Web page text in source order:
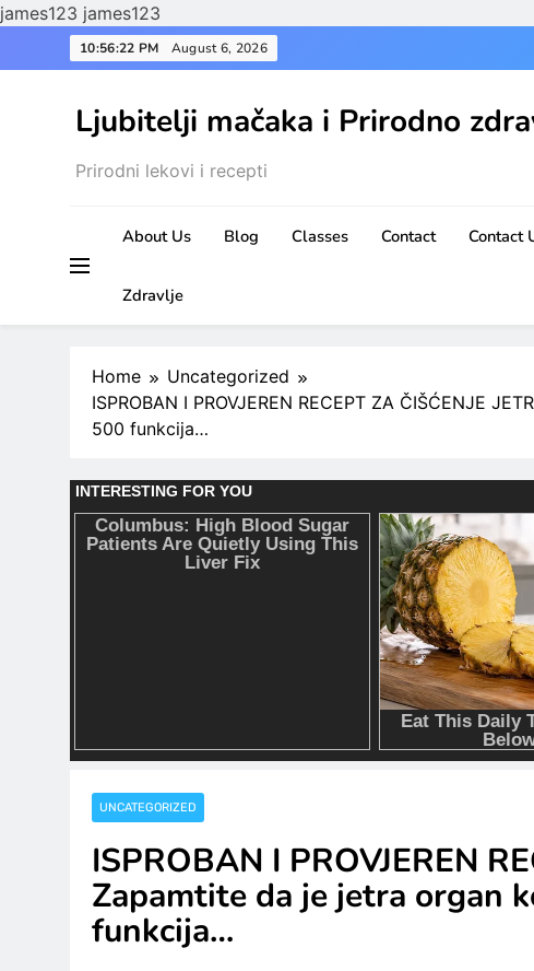
james123 james123
to
10:56:23 PM August 6, 2026
Ljubitelji mačaka i Prirodno
Prirodni lekovi i recepti
About Us Blog Classes Contact Contact
Zdravlje
Home
Uncategorized
ISPROBAN I PROVJEREN RECEPT ZA ČIŠĆENJE
500 funkcija…
UNCATEGORIZED
ISPROBAN I PROVJEREN
Zapamtite da je jetra organ
funkcija…